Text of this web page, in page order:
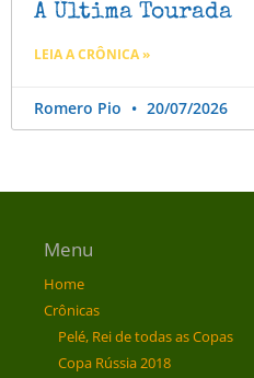
A Última Tourada
LEIA A CRÔNICA »
Romero Pio 20/07/2026
Menu
Home
Crônicas
Pelé, Rei de todas as Copas
Copa Rússia 2018